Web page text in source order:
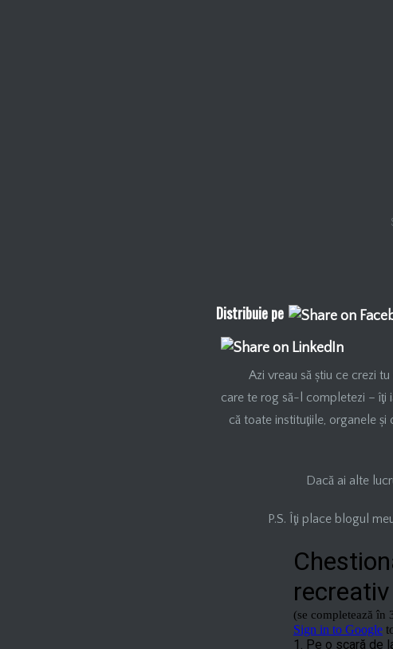
Distribuie pe
Azi vreau să știu ce crezi
care te rog să-l completezi – îţi
că toate instituţiile, organele
Dacă ai alte
P.S. Îţi place blogul